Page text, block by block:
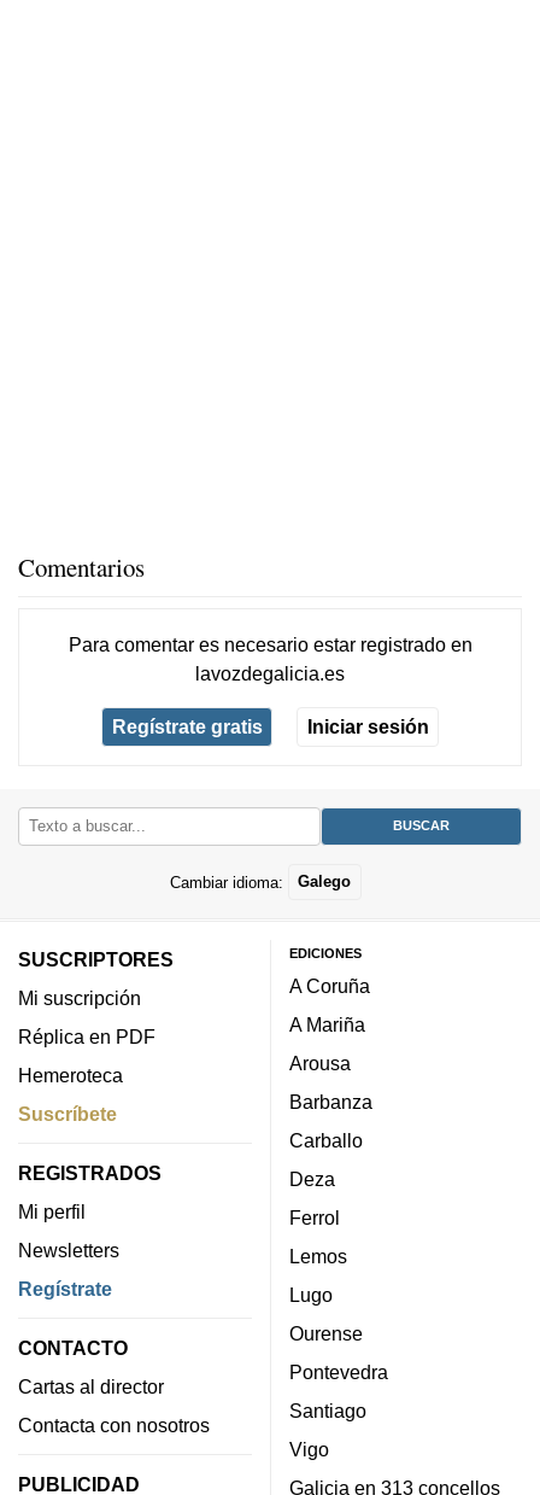
Comentarios
Para comentar es necesario estar registradoen
lavozdegalicia.es
Regístrate gratis Iniciar sesión
Cambiar idioma: Galego
SUSCRIPTORES
Mi suscripción
Réplica en PDF
Hemeroteca
Suscríbete
REGISTRADOS
Mi perfil
Newsletters
Regístrate
CONTACTO
Cartas al director
Contacta con nosotros
PUBLICIDAD
EDICIONES
A Coruña
A Mariña
Arousa
Barbanza
Carballo
Deza
Ferrol
Lemos
Lugo
Ourense
Pontevedra
Santiago
Vigo
Galicia en 313 concellos